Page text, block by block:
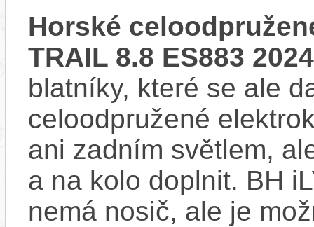
Horské
TRAIL 8.8 ES883 2024
blatníky, které se ale
celoodpružené
ani zadním světlem,
a na kolo doplnit. BH
nemá nosič, ale je